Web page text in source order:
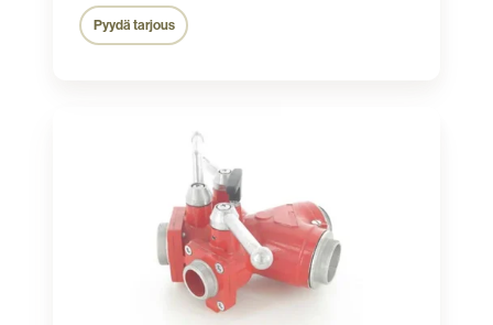
Pyydä tarjous